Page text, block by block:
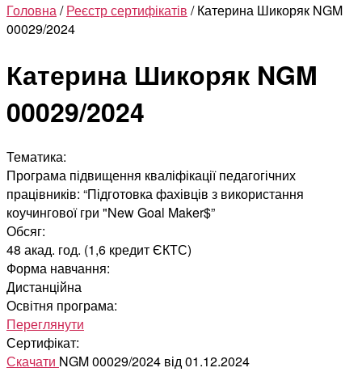
Головна/Реєстр сертифікатів / Катерина Шикоряк NGM
00029/2024
Катерина Шикоряк NGM
00029/2024
Тематика:
Програма підвищення кваліфікації педагогічних
працівників: “Підготовка фахівців з використання
коучингової гри "New Goal Maker$”
Обсяг:
48 акад. год. (1,6 кредит ЄКТС)
Форма навчання:
Дистанційна
Освітня програма:
Переглянути
Сертифікат:
Скачати NGM 00029/2024 від 01.12.2024